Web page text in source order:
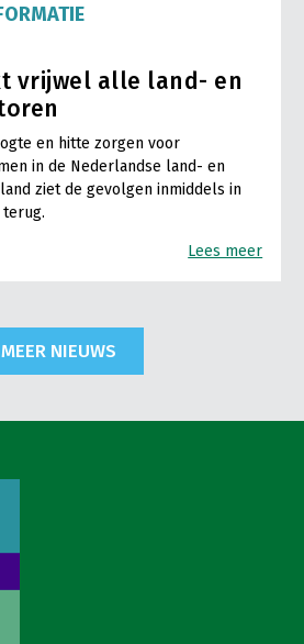
vrijwel alle land- en
en hitte zorgen voor
in de Nederlandse land- en
ziet de gevolgen inmiddels in
Lees meer
MEER NIEUWS